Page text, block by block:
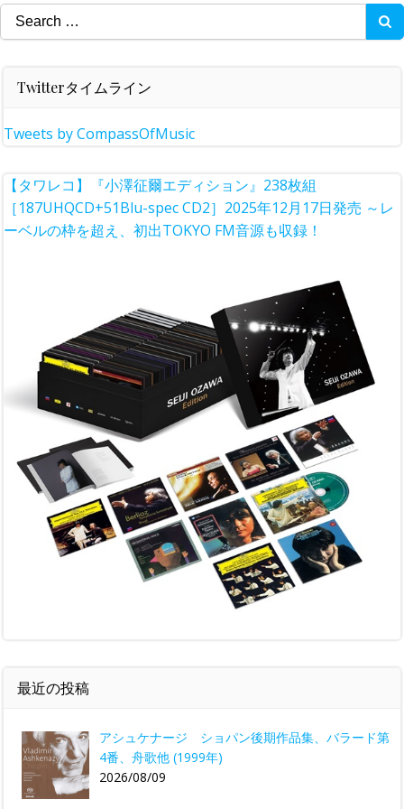
Search
for:
Twitterタイムライン
Tweets by CompassOfMusic
【タワレコ】『小澤征爾エディション』238枚組
［187UHQCD+51Blu-spec CD2］2025年12月17日発売 ～レ
ーベルの枠を超え、初出TOKYO FM音源も収録！
最近の投稿
アシュケナージ ショパン後期作品集、バラード第
4番、舟歌他 (1999年)
2026/08/09